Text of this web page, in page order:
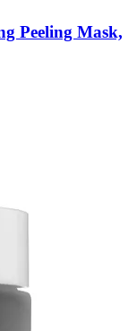
Peeling Mask,